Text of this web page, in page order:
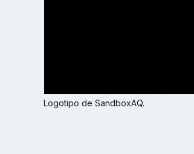
Logotipo de SandboxAQ.